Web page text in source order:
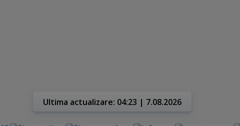
Ultima actualizare: 04:23 | 7.08.2026